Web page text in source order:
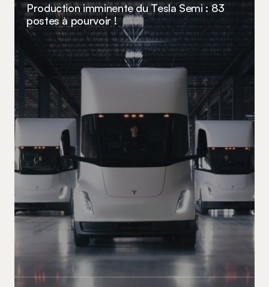
Production imminente du Tesla Semi : 83
postes à pourvoir !